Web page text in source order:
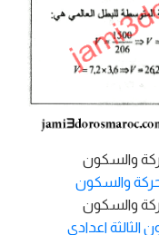
والسكون
والسكون